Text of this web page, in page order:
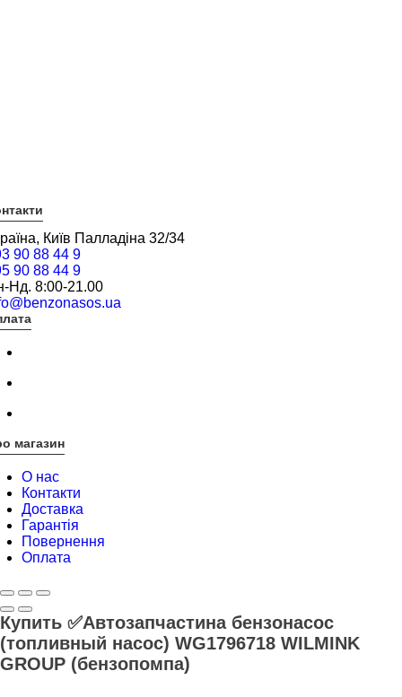
Київ Палладіна 32/34
90 88 44 9
90 88 44 9
Нд. 8:00-21.00
магазин
О нас
Контакти
Доставка
Гарантія
Повернення
Оплата
Купить ✅Автозапчастина бензонасос
(топливный насос) WG1796718 WILMINK
GROUP (бензопомпа)